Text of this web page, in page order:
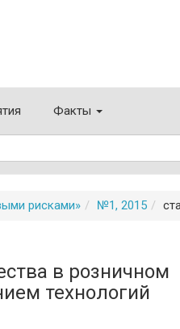
Факты
рисками» №1, 2015
в розничном
технологий